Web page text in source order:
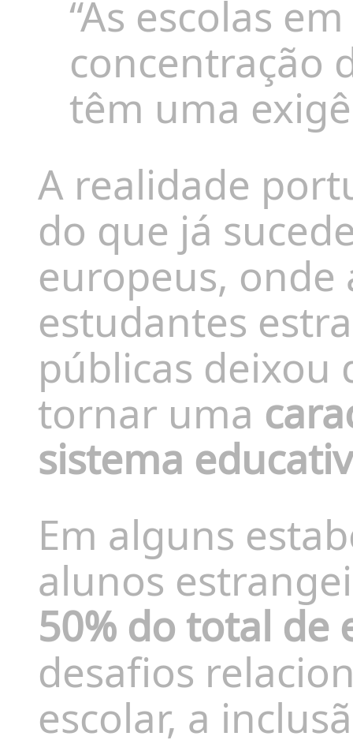
“As escolas
concentração
têm uma
A realidade
do que já
europeus,
estudantes
públicas
tornar uma
sistema
Em alguns
alunos
50% do total de
desafios
escolar, a